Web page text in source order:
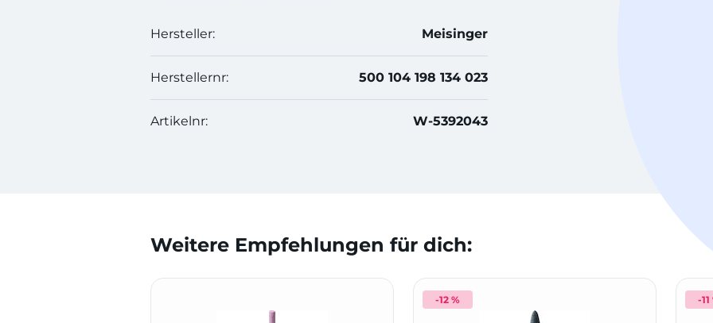
Hersteller: Meisinger
Herstellernr: 500 104 198 134 023
Artikelnr: W-5392043
Weitere Empfehlungen für dich:
-12 % -11